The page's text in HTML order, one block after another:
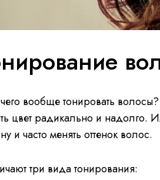
вообще тонировать
цвет радикально и надолго.
и часто менять оттенок волос.
три вида тонирования: